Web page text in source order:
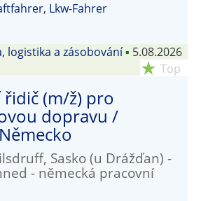
, Lkw-Fahrer
logistika a zásobování▪ 5.08.2026
star_rate Top
(m/ž) pro
dopravu /
Sasko (u Drážďan) -
- německá pracovní